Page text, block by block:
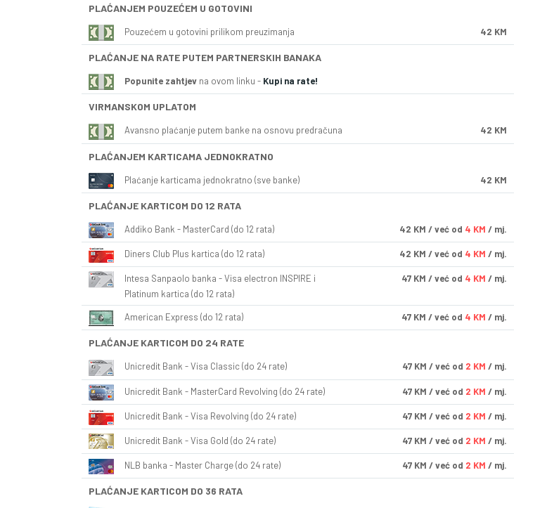
PLAĆANJEM POUZEĆEM U GOTOVINI
Pouzećem u gotovini prilikom preuzimanja 42 KM
PLAĆANJE NA RATE PUTEM PARTNERSKIH BANAKA
Popunite zahtjev na ovom linku - Kupi na rate!
VIRMANSKOM UPLATOM
Avansno plaćanje putem banke na osnovu predračuna 42 KM
PLAĆANJEM KARTICAMA JEDNOKRATNO
Plaćanje karticama jednokratno (sve banke) 42 KM
PLAĆANJE KARTICOM DO 12 RATA
Addiko Bank - MasterCard (do 12 rata) 42 KM / već od 4 KM / mj.
Diners Club Plus kartica (do 12 rata) 42 KM / već od 4 KM / mj.
Intesa Sanpaolo banka - Visa electron INSPIRE i
Platinum kartica (do 12 rata)
47 KM / već od 4 KM / mj.
American Express (do 12 rata) 47 KM / već od 4 KM / mj.
PLAĆANJE KARTICOM DO 24 RATE
Unicredit Bank - Visa Classic (do 24 rate) 47 KM / već od 2 KM / mj.
Unicredit Bank - MasterCard Revolving (do 24 rate) 47 KM / već od 2 KM / mj.
Unicredit Bank - Visa Revolving (do 24 rate) 47 KM / već od 2 KM / mj.
Unicredit Bank - Visa Gold (do 24 rate) 47 KM / već od 2 KM / mj.
NLB banka - Master Charge (do 24 rate) 47 KM / već od 2 KM / mj.
PLAĆANJE KARTICOM DO 36 RATA